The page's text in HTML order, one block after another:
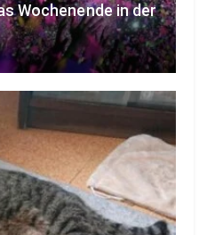
Wochenende in der